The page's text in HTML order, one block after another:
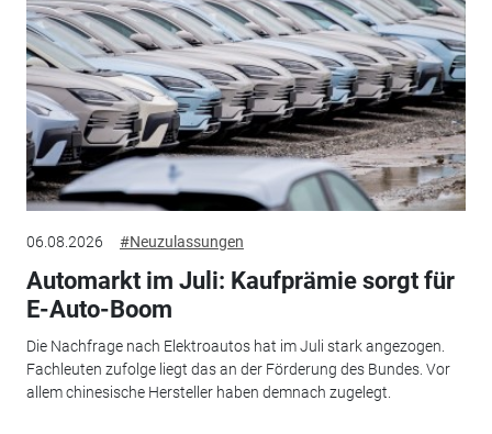
06.08.2026 #Neuzulassungen
Automarkt im Juli: Kaufprämie sorgt für
E-Auto-Boom
Die Nachfrage nach Elektroautos hat im Juli stark angezogen.
Fachleuten zufolge liegt das an der Förderung des Bundes. Vor
allem chinesische Hersteller haben demnach zugelegt.